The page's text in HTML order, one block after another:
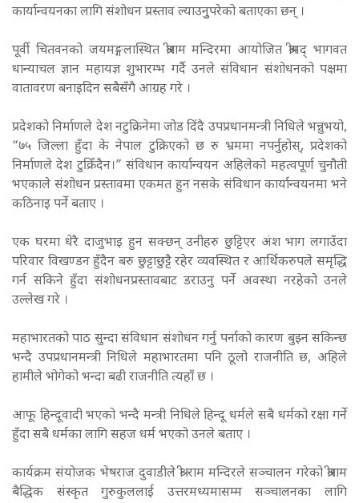
कार्यान्वयनका लागि संशोधन प्रस्ताव ल्याउनुुपरेको बताएका छन् ।
पूर्वी चितवनको जयमङ्गलास्थित श्रीराम मन्दिरमा आयोजित श्रीमद् भागवत
धान्याचल ज्ञान महायज्ञ शुभारम्भ गर्दै उनले संविधान संशोधनको पक्षमा
वातावरण बनाइदिन सबैसँगै आग्रह गरे ।
प्रदेशको निर्माणले देश नटुक्रिनेमा जोड दिंदै उपप्रधानमन्त्री निधिले भन्नुभयो,
“७५ जिल्ला हुँदा के नेपाल टुक्रिएको छ रु भ्रममा नपर्नुहोस्, प्रदेशको
निर्माणले देश टुक्रिँदैन।” संविधान कार्यान्वयन अहिलेको महत्वपूर्ण चुनौती
भएकाले संशोधन प्रस्तावमा एकमत हुन नसके संविधान कार्यान्वयनमा भने
कठिनाइ पर्ने बताए ।
एक घरमा धेरै दाजुभाइ हुन सक्छन् उनीहरु छुट्टिएर अंश भाग लगाउँदा
परिवार विखण्डन हुँदैन बरु छुट्टाछुट्टै रहेर व्यवस्थित र आर्थिकरुपले समृद्धि
गर्न सकिने हुँदा संशोधनप्रस्तावबाट डराउनु पर्ने अवस्था नरहेको उनले
उल्लेख गरे ।
महाभारतको पाठ सुन्दा संविधान संशोधन गर्नु पर्नाको कारण बुझ्न सकिन्छ
भन्दै उपप्रधानमन्त्री निधिले महाभारतमा पनि ठूलो राजनीति छ, अहिले
हामीले भोगेको भन्दा बढी राजनीति त्यहाँ छ ।
आफू हिन्दूवादी भएको भन्दै मन्त्री निधिले हिन्दू धर्मले सबै धर्मको रक्षा गर्ने
हुँदा सबै धर्मका लागि सहज धर्म भएको उनले बताए ।
कार्यक्रम संयोजक भेषराज दुवाडीले श्री राम मन्दिरले सञ्चालन गरेको श्रीराम
बैद्धिक संस्कृत गुरुकुललाई उत्तरमध्यमासम्म सञ्चालनका लागि